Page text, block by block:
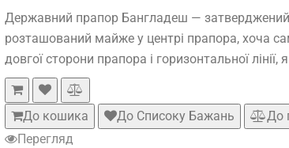
Державний прапор Бангладеш —
розташований майже у центрі прапора, хоча
довгої сторони прапора і горизонтальної
До кошика До Списоку Бажань
До
Перегляд